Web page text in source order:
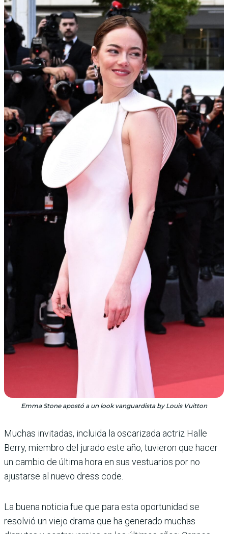
Emma Stone apostó a un look vanguardista by Louis Vuitton
Muchas invitadas, incluida la oscarizada actriz Halle
Berry, miembro del jurado este año, tuvieron que hacer
un cambio de última hora en sus vestua­rios por no
ajustarse al nuevo dress code.
La buena noticia fue que para esta oportunidad se
resolvió un viejo drama que ha generado muchas